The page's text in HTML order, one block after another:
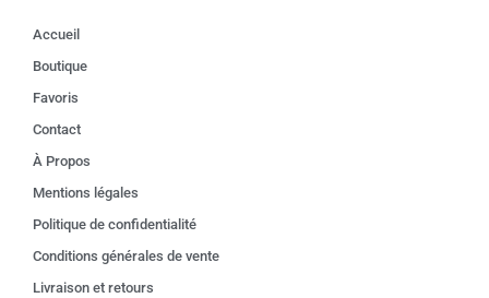
Accueil
Boutique
Favoris
Contact
À Propos
Mentions légales
Politique de confidentialité
Conditions générales de vente
Livraison et retours